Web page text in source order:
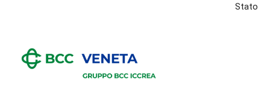
Stato